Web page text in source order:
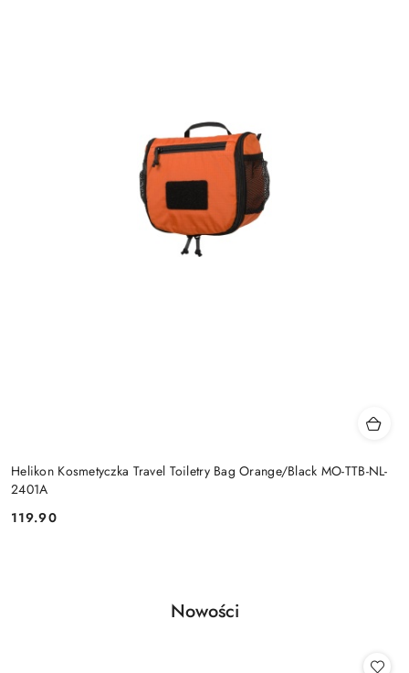
Helikon Kosmetyczka Travel Toiletry Bag Orange/Black MO-TTB-NL-
2401A
Cena:
119.90
Pomiń karuzelę produktów
Produkty
Nowości